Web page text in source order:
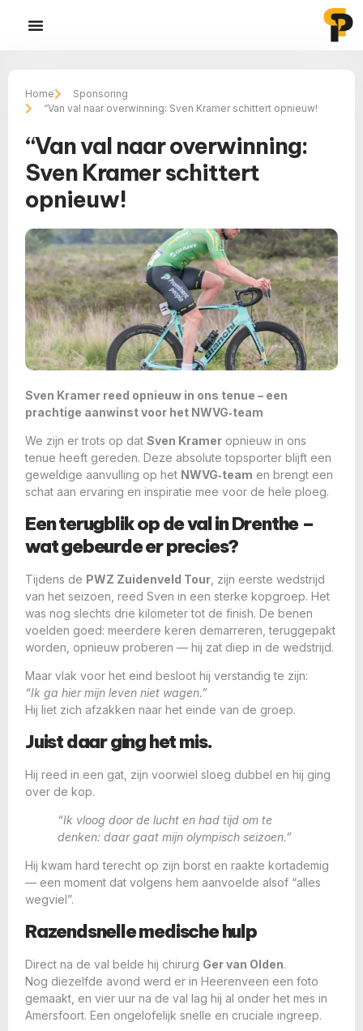
Home
Sponsoring
“Van val naar overwinning: Sven Kramer schittert opnieuw!
“Van val naar overwinning:
Sven Kramer schittert
opnieuw!
Sven Kramer reed opnieuw in ons tenue – een
prachtige aanwinst voor het NWVG‑team
We zijn er trots op dat Sven Kramer opnieuw in ons
tenue heeft gereden. Deze absolute topsporter blijft een
geweldige aanvulling op het NWVG‑team en brengt een
schat aan ervaring en inspiratie mee voor de hele ploeg.
Een terugblik op de val in Drenthe –
wat gebeurde er precies?
Tijdens de PWZ Zuidenveld Tour , zijn eerste wedstrijd
van het seizoen, reed Sven in een sterke kopgroep. Het
was nog slechts drie kilometer tot de finish. De benen
voelden goed: meerdere keren demarreren, teruggepakt
worden, opnieuw proberen — hij zat diep in de wedstrijd.
Maar vlak voor het eind besloot hij verstandig te zijn:
“Ik ga hier mijn leven niet wagen.”
Hij liet zich afzakken naar het einde van de groep.
Juist daar ging het mis.
Hij reed in een gat, zijn voorwiel sloeg dubbel en hij ging
over de kop.
“Ik vloog door de lucht en had tijd om te
denken: daar gaat mijn olympisch seizoen.”
Hij kwam hard terecht op zijn borst en raakte kortademig
— een moment dat volgens hem aanvoelde alsof “alles
wegviel”.
Razendsnelle medische hulp
Direct na de val belde hij chirurg Ger van Olden.
Nog diezelfde avond werd er in Heerenveen een foto
gemaakt, en vier uur na de val lag hij al onder het mes in
Amersfoort. Een ongelofelijk snelle en cruciale ingreep.